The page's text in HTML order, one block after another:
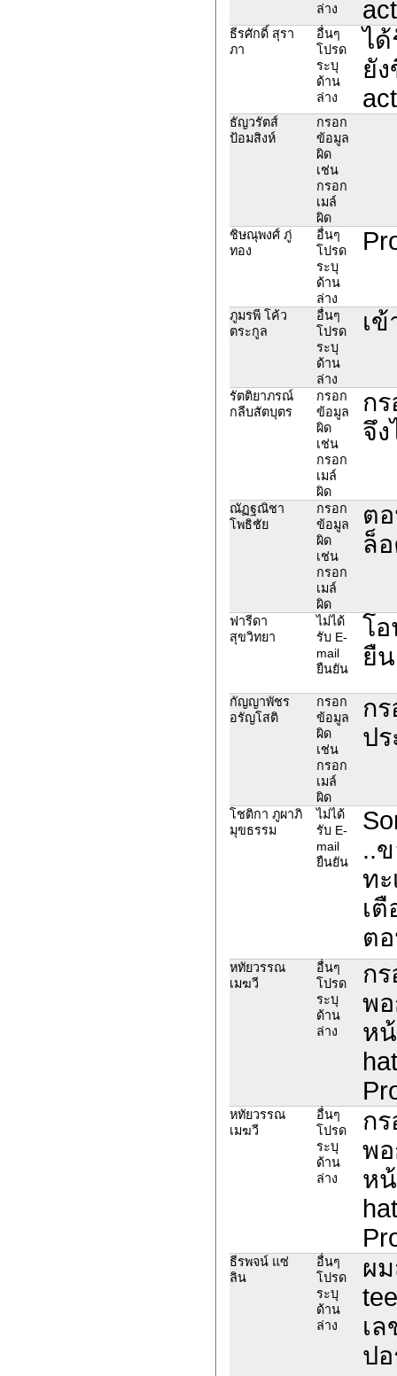
ล่าง
ธีรศักดิ์ สุรา
ภา
อื่นๆ
โปรด
ระบุ
ด้าน
ล่าง
ไ
ยั
ธัญวรัตส์
ป้อมสิงห์
กรอก
ข้อมูล
ผิด
เช่น
กรอก
เมล์
ผิด
ชิษณุพงศ์ ภู่
ทอง
อื่นๆ
โปรด
ระบุ
ด้าน
ล่าง
ภูมรพี โค้ว
ตระกูล
อื่นๆ
โปรด
ระบุ
ด้าน
ล่าง
เ
รัตติยาภรณ์
กลีบสัตบุตร
กรอก
ข้อมูล
ผิด
เช่น
กรอก
เมล์
ผิด
ก
จึ
ณัฏฐณิชา
โพธิชัย
กรอก
ข้อมูล
ผิด
เช่น
กรอก
เมล์
ผิด
ต
ล็
ฟารีดา
สุขวิทยา
ไม่ได้
รับ E-
mail
ยืนยัน
โ
ยื
กัญญาพัชร
อรัญโสติ
กรอก
ข้อมูล
ผิด
เช่น
กรอก
เมล์
ผิด
ก
ป
โชติกา ภูผาภิ
มุขธรรม
ไม่ได้
รับ E-
mail
ยืนยัน
..
ท
เ
ต
หทัยวรรณ
เมฆวี
อื่นๆ
โปรด
ระบุ
ด้าน
ล่าง
ก
พ
ห
หทัยวรรณ
เมฆวี
อื่นๆ
โปรด
ระบุ
ด้าน
ล่าง
ก
พ
ห
ธีรพจน์ แซ่
ลิน
อื่นๆ
โปรด
ระบุ
ด้าน
ล่าง
ผ
เ
ป